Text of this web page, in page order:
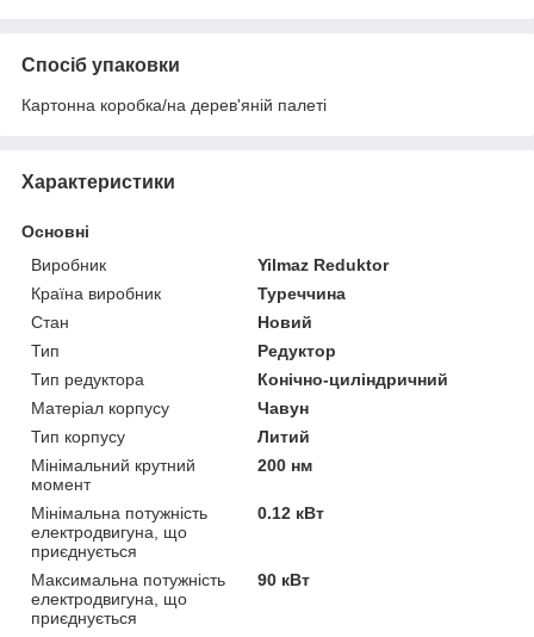
Спосіб упаковки
Картонна коробка/на дерев'яній палеті
Характеристики
Основні
Виробник
Yilmaz Reduktor
Країна виробник
Туреччина
Стан
Новий
Тип
Редуктор
Тип редуктора
Конічно-циліндричний
Матеріал корпусу
Чавун
Тип корпусу
Литий
Мінімальний крутний
момент
200 нм
Мінімальна потужність
електродвигуна, що
приєднується
0.12 кВт
Максимальна потужність
електродвигуна, що
приєднується
90 кВт